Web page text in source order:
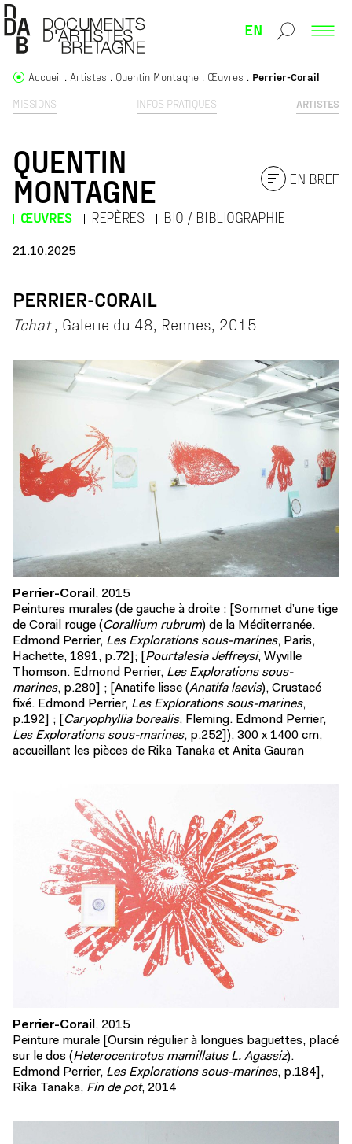
EN
MISSIONS INFOS PRATIQUES ARTISTES
Accueil Artistes Quentin Montagne Œuvres Perrier-Corail
QUENTIN
MONTAGNE
ŒUVRES REPÈRES BIO / BIBLIOGRAPHIE
EN BREF
21.10.2025
PERRIER-CORAIL
Tchat , Galerie du 48, Rennes, 2015
Perrier-Corail, 2015
Peintures murales (de gauche à droite : [Sommet d’une tige
de Corail rouge (Corallium rubrum) de la Méditerranée.
Edmond Perrier, Les Explorations sous-marines, Paris,
Hachette, 1891, p.72]; [ Pourtalesia Jeffreysi, Wyville
Thomson. Edmond Perrier, Les Explorations sous-
marines, p.280] ; [Anatife lisse (Anatifa laevis), Crustacé
fixé. Edmond Perrier, Les Explorations sous-marines,
p.192] ; [ Caryophyllia borealis, Fleming. Edmond Perrier,
Les Explorations sous-marines, p.252]), 300 x 1400 cm,
accueillant les pièces de Rika Tanaka et Anita Gauran
Perrier-Corail, 2015
Peinture murale [Oursin régulier à longues baguettes, placé
sur le dos (Heterocentrotus mamillatus L. Agassiz).
Edmond Perrier, Les Explorations sous-marines, p.184],
Rika Tanaka, Fin de pot, 2014